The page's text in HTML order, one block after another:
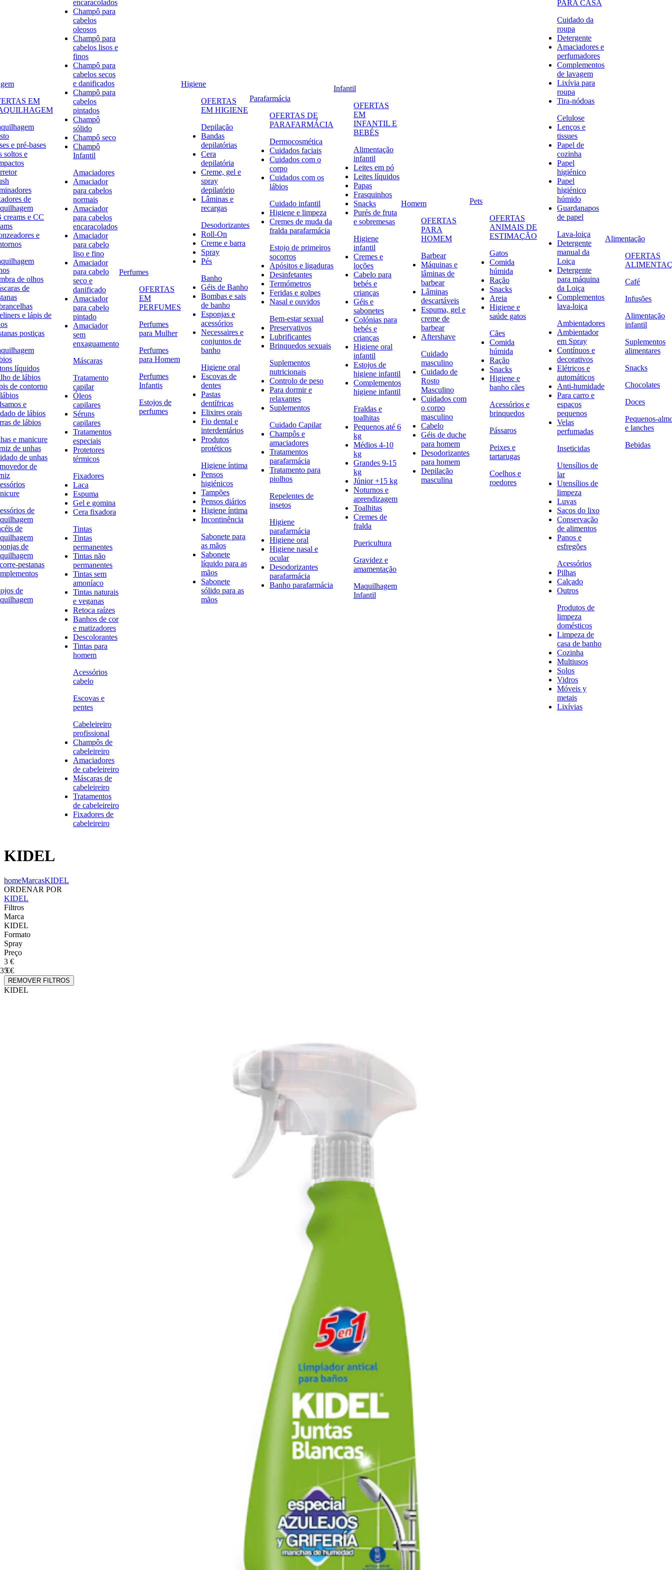
EM
e pré-bases
soltos e
de
creams e CC
e
de olhos
de
e lápis de
postiças
líquidos
de lábios
de contorno
e
de lábios
de lábios
e manicure
de unhas
de unhas
de
de
de
de
pestanas
de
encaracolados
Champô para
cabelos
oleosos
Champô para
cabelos lisos e
finos
Champô para
cabelos secos
e danificados
Champô para
cabelos
pintados
Champô
sólido
Champô seco
Champô
Infantil
Amaciadores
Amaciador
para cabelos
normais
Amaciador
para cabelos
encaracolados
Amaciador
para cabelo
liso e fino
Amaciador
para cabelo
seco e
danificado
Amaciador
para cabelo
pintado
Amaciador
sem
enxaguamento
Máscaras
Tratamento
capilar
Óleos
capilares
Séruns
capilares
Tratamentos
especiais
Protetores
térmicos
Fixadores
Laca
Espuma
Gel e gomina
Cera fixadora
Tintas
Tintas
permanentes
Tintas não
permanentes
Tintas sem
amoníaco
Tintas naturais
e veganas
Retoca raízes
Banhos de cor
e matizadores
Descolorantes
Tintas para
homem
Acessórios
cabelo
Escovas e
pentes
Cabeleireiro
profissional
Champôs de
cabeleireiro
Amaciadores
de cabeleireiro
Máscaras de
cabeleireiro
Tratamentos
de cabeleireiro
Fixadores de
cabeleireiro
Perfumes
OFERTAS
EM
PERFUMES
Perfumes
para Mulher
Perfumes
para Homem
Perfumes
Infantis
Estojos de
perfumes
Higiene
OFERTAS
EM HIGIENE
Depilação
Bandas
depilatórias
Cera
depilatória
Creme, gel e
spray
depilatório
Lâminas e
recargas
Desodorizantes
Roll-On
Creme e barra
Spray
Pés
Banho
Géis de Banho
Bombas e sais
de banho
Esponjas e
acessórios
Necessaires e
conjuntos de
banho
Higiene oral
Escovas de
dentes
Pastas
dentífricas
Elixires orais
Fio dental e
interdentários
Produtos
protéticos
Higiene íntima
Pensos
higiénicos
Tampões
Pensos diários
Higiene íntima
Incontinência
Sabonete para
as mãos
Sabonete
líquido para as
mãos
Sabonete
sólido para as
mãos
Parafarmácia
OFERTAS DE
PARAFARMÁCIA
Dermocosmética
Cuidados faciais
Cuidados com o
corpo
Cuidados com os
lábios
Cuidado infantil
Higiene e limpeza
Cremes de muda da
fralda parafarmácia
Estojo de primeiros
socorros
Apósitos e ligaduras
Desinfetantes
Termómetros
Feridas e golpes
Nasal e ouvidos
Bem-estar sexual
Preservativos
Lubrificantes
Brinquedos sexuais
Suplementos
nutricionais
Controlo de peso
Para dormir e
relaxantes
Suplementos
Cuidado Capilar
Champôs e
amaciadores
Tratamentos
parafarmácia
Tratamento para
piolhos
Repelentes de
insetos
Higiene
parafarmácia
Higiene oral
Higiene nasal e
ocular
Desodorizantes
parafarmácia
Banho parafarmácia
Infantil
OFERTAS
EM
INFANTIL E
BEBÉS
Alimentação
infantil
Leites em pó
Leites líquidos
Papas
Frasquinhos
Snacks
Purés de fruta
e sobremesas
Higiene
infantil
Cremes e
loções
Cabelo para
bebés e
crianças
Géis e
sabonetes
Colónias para
bebés e
crianças
Higiene oral
infantil
Estojos de
higiene infantil
Complementos
higiene infantil
Fraldas e
toalhitas
Pequenos até 6
kg
Médios 4-10
kg
Grandes 9-15
kg
Júnior +15 kg
Noturnos e
aprendizagem
Toalhitas
Cremes de
fralda
Puericultura
Gravidez e
amamentação
Maquilhagem
Infantil
Homem
OFERTAS
PARA
HOMEM
Barbear
Máquinas e
lâminas de
barbear
Lâminas
descartáveis
Espuma, gel e
creme de
barbear
Aftershave
Cuidado
masculino
Cuidado de
Rosto
Masculino
Cuidados com
o corpo
masculino
Cabelo
Géis de duche
para homem
Desodorizantes
para homem
Depilação
masculina
Pets
OFERTAS
ANIMAIS DE
ESTIMAÇÃO
Gatos
Comida
húmida
Ração
Snacks
Areia
Higiene e
saúde gatos
Cães
Comida
húmida
Ração
Snacks
Higiene e
banho cães
Acessórios e
brinquedos
Pássaros
Peixes e
tartarugas
Coelhos e
roedores
PARA CASA
Cuidado da
roupa
Detergente
Amaciadores e
perfumadores
Complementos
de lavagem
Lixívia para
roupa
Tira-nódoas
Celulose
Lenços e
tissues
Papel de
cozinha
Papel
higiénico
Papel
higiénico
húmido
Guardanapos
de papel
Lava-loiça
Detergente
manual da
Loiça
Detergente
para máquina
da Loiça
Complementos
lava-loiça
Ambientadores
Ambientador
em Spray
Contínuos e
decorativos
Elétricos e
automáticos
Anti-humidade
Para carro e
espaços
pequenos
Velas
perfumadas
Inseticidas
Utensílios de
lar
Utensílios de
limpeza
Luvas
Sacos do lixo
Conservação
de alimentos
Panos e
esfregões
Acessórios
Pilhas
Calçado
Outros
Produtos de
limpeza
domésticos
Limpeza de
casa de banho
Cozinha
Multiusos
Solos
Vidros
Móveis y
metais
Lixívias
Alimentação
OFERTAS
Café
Infusões
Alimentação
infantil
Suplementos
alimentares
Snacks
Chocolates
Doces
Pequenos-
e lanches
Bebidas
KIDEL
homeMarcasKIDEL
ORDENAR POR
KIDEL
Filtros
Marca
KIDEL
Formato
Spray
Preço
3 €
3 €5 €
REMOVER FILTROS
KIDEL